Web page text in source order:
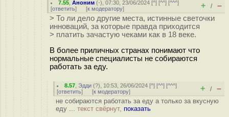
7.55 ,Аноним (-), 07:30, 23/06/2024 [^] [^^] [^^^]
[ответить] [к модератору] + / –
> То ли дело другие места, истинные светочки
инноваций, за которые правда приходится
> платить зачастую чеками как в 18 веке.
В более приличных странах понимают что
нормальные специалисты не собираются
работать за еду.
8.57 Эдди (?), 10:53, 26/06/2024 [^] [^^] [^^^]
[ответить] [к модератору] + / –
не собираются работать за еду а только за вкусную
еду ... текст свёрнут, показать